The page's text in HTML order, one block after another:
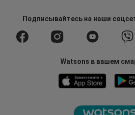
Подписывайтесьна наши
Watsons в вашем